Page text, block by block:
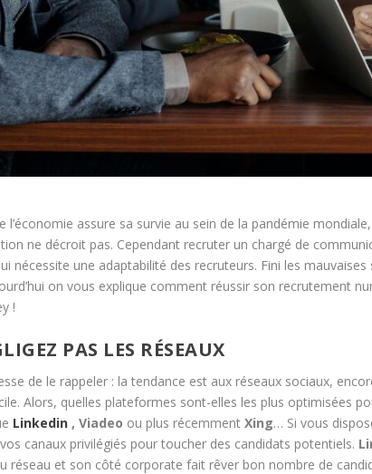
l’économie assure sa survie au sein de la pandémie
ne décroit pas. Cependant recruter un chargé de
nécessite une adaptabilité des recruteurs. Fini les
on vous explique comment réussir son recrutement
!
PAS LES RÉSEAUX
de le rappeler : la tendance est aux réseaux sociaux,
Alors, quelles plateformes sont-elles les plus optimisées
Linkedin , Viadeo ou plus récemmentXing… Si vous
vos canaux privilégiés pour toucher des candidats potentiels.
réseau et son côté corporate fait rêver bon nombre de